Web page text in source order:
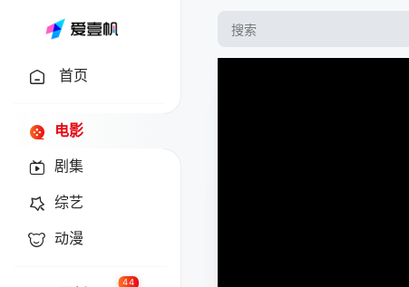
首页
电影
剧集
综艺
动漫
44